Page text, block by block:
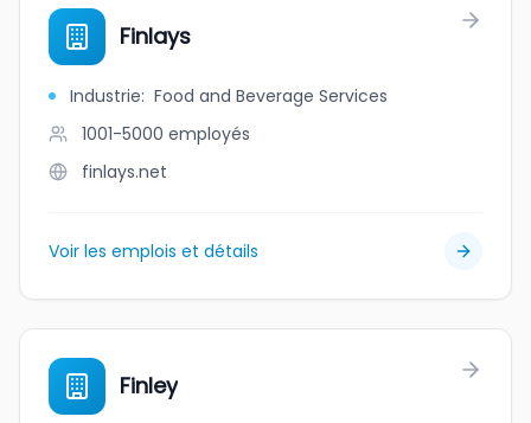
Finlays
Industrie: Food and Beverage Services
1001-5000 employés
finlays.net
Voir les emplois et détails
Finley